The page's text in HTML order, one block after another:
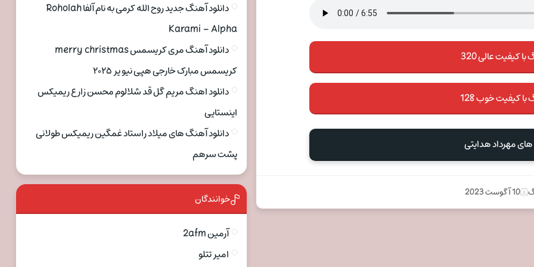
کیفیت عالی 320
با کیفیت خوب 128
مهرداد هدایتی
10 آگوست 2023
دانلود آهنگ جدید روح الله کرمی به نام آلفا Roholah
Karami – Alpha
دانلود آهنگ مری کریسمس merry christmas
کریسمس مبارک خارجی هپی نیو یر ۲۰۲۵
دانلود اهنگ مریم گل قد شلالوم محسن زارع ریمیکس
اینستایی
دانلود آهنگ های میلاد راستاد غمگین ریمیکس طولانی
پشت سرهم
خوانندگان
آرمین 2afm
امیر تتلو